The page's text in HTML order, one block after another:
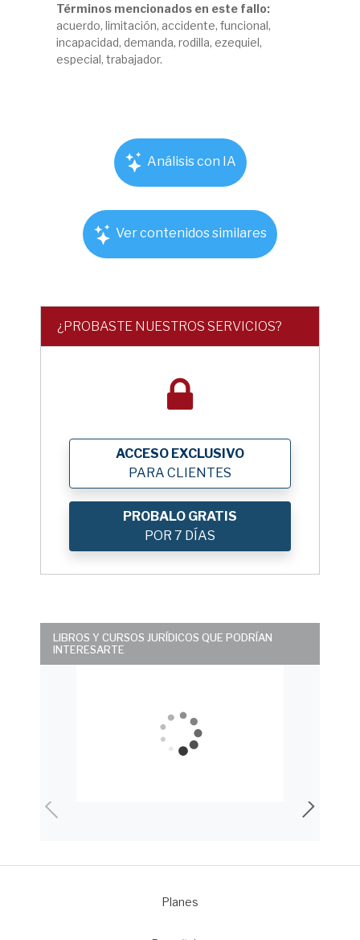
Términos mencionados en este fallo:
acuerdo, limitación, accidente, funcional,
incapacidad, demanda, rodilla, ezequiel,
especial, trabajador.
Análisis con IA
Ver contenidos similares
¿PROBASTE NUESTROS SERVICIOS?
ACCESO EXCLUSIVO
PARA CLIENTES
PROBALO GRATIS
POR 7 DÍAS
LIBROS Y CURSOS JURÍDICOS QUE PODRÍAN
INTERESARTE
Planes